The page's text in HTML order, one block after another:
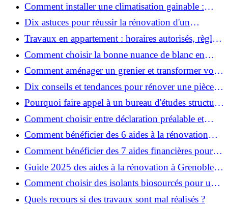
Comment installer une climatisation gainable :
coût, étapes et conseils ?
Dix astuces pour réussir la rénovation d'un
appartement
Travaux en appartement : horaires autorisés, règles
et bonnes pratiques
Comment choisir la bonne nuance de blanc en
décoration et éviter les pièges ?
Comment aménager un grenier et transformer vos
combles en espace habitable ?
Dix conseils et tendances pour rénover une pièce
de la maison
Pourquoi faire appel à un bureau d'études structure
pour garantir la sécurité de vos rénovations ?
Comment choisir entre déclaration préalable et
permis de construire pour vos travaux ?
Comment bénéficier des 6 aides à la rénovation
énergétique à Grenoble ?
Comment bénéficier des 7 aides financières pour la
rénovation énergétique à Voiron ?
Guide 2025 des aides à la rénovation à Grenoble et
Voiron : MaPrimeRénov’, CEE, aides locales
Comment choisir des isolants biosourcés pour une
rénovation écologique ?
Quels recours si des travaux sont mal réalisés ?